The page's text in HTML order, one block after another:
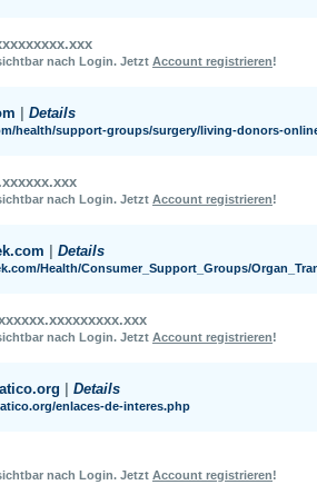
nach Login. Jetzt Account registrieren!
Details
health/support-groups/surgery/living-donors-
nach Login. Jetzt Account registrieren!
Details
Health/Consumer_Support_Groups/
nach Login. Jetzt Account registrieren!
Details
enlaces-de-interes.php
nach Login. Jetzt Account registrieren!